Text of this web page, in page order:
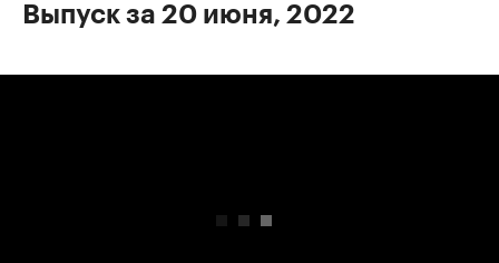
Выпуск за 20 июня, 2022